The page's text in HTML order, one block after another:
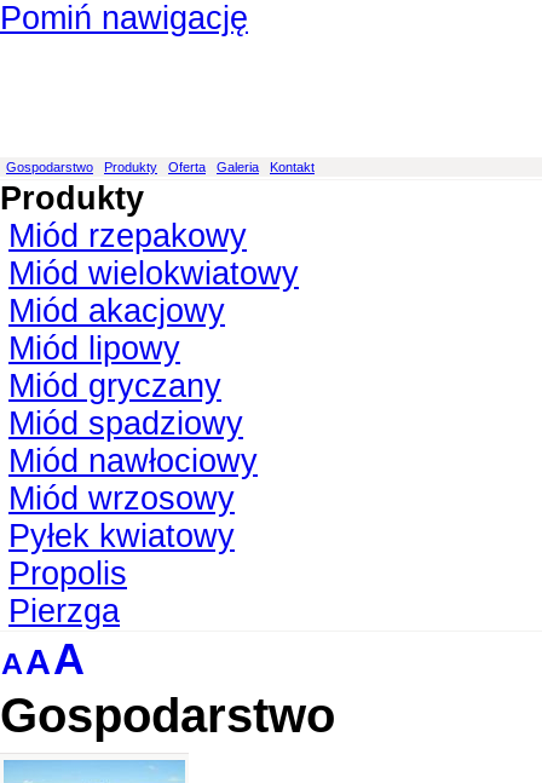
Pomiń nawigację
Gospodarstwo Produkty Oferta Galeria Kontakt
Produkty
Miód rzepakowy
Miód wielokwiatowy
Miód akacjowy
Miód lipowy
Miód gryczany
Miód spadziowy
Miód nawłociowy
Miód wrzosowy
Pyłek kwiatowy
Propolis
Pierzga
AAA
Gospodarstwo